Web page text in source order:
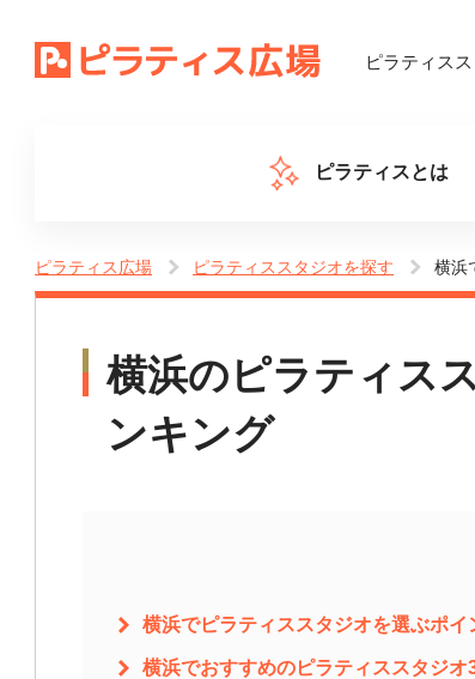
ピラティス
ピラティスとは
ピラティス広場 ピラティススタジオを探す 横浜
横浜のピラティス
ンキング
横浜でピラティススタジオを選ぶポイ
横浜でおすすめのピラティススタジオ